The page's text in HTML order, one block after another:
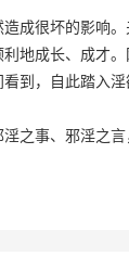
成很坏的影响
地成长、成才
到，自此踏入
之事、邪淫之